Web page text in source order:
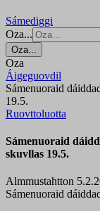
Sámediggi
Oza...
Oza...
Oza
Áigeguovdil
Sámenuoraid
19.5.
Ruovttoluotta
Sámenuoraid
skuvllas 19.5.
Almmustahtton
Sámenuoraid